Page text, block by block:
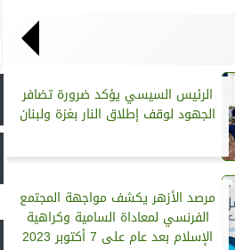
الرئيس السيسي يؤكد ضرورة تضافر
الجهود لوقف إطلاق النار بغزة ولبنان
مرصد الأزهر يكشف مواجهة المجتمع
الفرنسي لمعاداة السامية وكراهية
الإسلام بعد عام على 7 أكتوبر 2023